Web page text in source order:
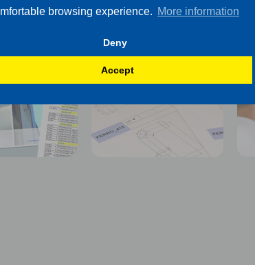
browsing experience. More information
Deny
Accept